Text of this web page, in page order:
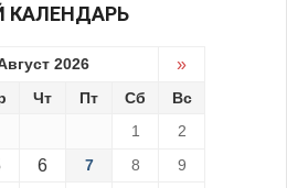
КАЛЕНДАРЬ
2026 »
Чт Пт Сб
Вс
1
2
6 7 8 9